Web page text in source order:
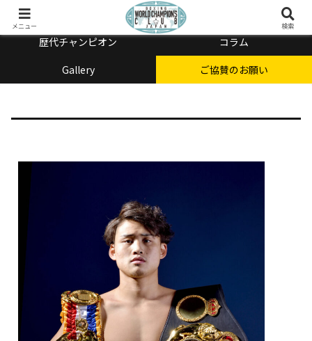
歴代チャンピオン
コラム
Gallery
ご協賛のお願い
メニュー 検索